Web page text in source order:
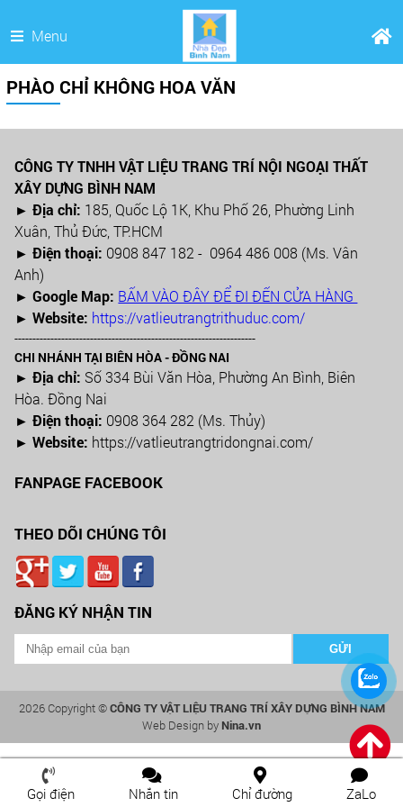
Menu
PHÀO CHỈ KHÔNG HOA VĂN
CÔNG TY TNHH VẬT LIỆU TRANG TRÍ NỘI NGOẠI THẤT
XÂY DỰNG BÌNH NAM
► Địa chỉ: 185, Quốc Lộ 1K, Khu Phố 26, Phường Linh
Xuân, Thủ Đức, TP.HCM
►Điện thoại: 0908 847 182 - 0964 486 008 (Ms. Vân
Anh)
►Google Map: BẤM VÀO ĐÂY ĐỂ ĐI ĐẾN CỬA HÀNG
► Website: https://vatlieutrangtrithuduc.com/
-------------------------------------------------------------------
CHI NHÁNH TẠI BIÊN HÒA - ĐỒNG NAI
► Địa chỉ: Số 334 Bùi Văn Hòa, Phường An Bình, Biên
Hòa. Đồng Nai
► Điện thoại: 0908 364 282 (Ms. Thủy)
► Website: https://vatlieutrangtridongnai.com/
FANPAGE FACEBOOK
THEO DÕI CHÚNG TÔI
ĐĂNG KÝ NHẬN TIN
2026 Copyright ©CÔNG TY VẬT LIỆU TRANG TRÍ XÂY DỰNG BÌNH NAM
Web Design by Nina.vn
Gọi điện Nhắn tin Chỉ đường ZaLo